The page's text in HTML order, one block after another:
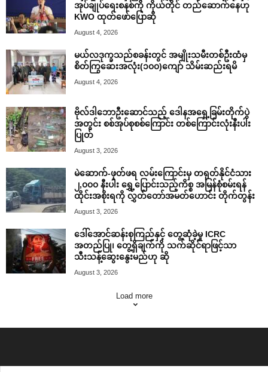
အုပ်ချုပ်ရေးစနစ်ကို ကိုယ်တိုင် တည်ဆောက်နေဟု
KWO ထုတ်ဖော်ပြောဆို
August 4, 2026
မယ်လဒုက္ခသည်စခန်းတွင် အမျိုးသမီးတစ်ဦးထံမှ
စိတ်ကြွဆေးအလုံး(၁၀၀)ကျော် သိမ်းဆည်းရမိ
August 4, 2026
ဗိုလ်ဒါဘောဦးဆောင်သည့် ဒေါနအရှေ့ခြမ်းတိုက်ပွဲ
အတွင်း စစ်အုပ်စုစစ်ကြောင်း တစ်ကြောင်းလုံးနီးပါး
ပြုတ်
August 3, 2026
မဲဆောက်-ဖုတ်ဖရ လမ်းကြောင်းမှ တရုတ်နိုင်ငံသား
၂,၀၀၀ နီးပါး ရွှေ့ပြောင်းသည့်ကိစ္စ အမြန်စုံစမ်းရန်
ထိုင်းအစိုးရကို လွှတ်တော်အမတ်ဟောင်း တိုက်တွန်း
August 3, 2026
ဒေါ်အောင်ဆန်းစုကြည်နှင့် တွေ့ဆုံခဲ့မှု ICRC
အတည်ပြု၊ တွေ့ရှိချက်ကို သက်ဆိုင်ရာဖြင့်သာ
သီးသန့်ဆွေးနွေးမည်ဟု ဆို
August 3, 2026
Load more